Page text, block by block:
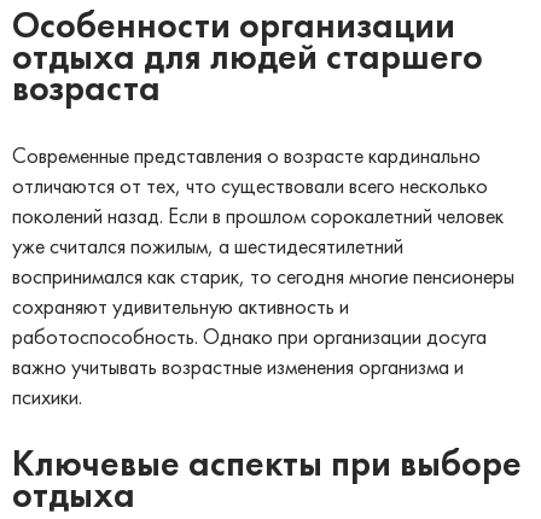
Особенности организации
отдыха для людей старшего
возраста
Современные представления о возрасте кардинально
отличаются от тех, что существовали всего несколько
поколений назад. Если в прошлом сорокалетний человек
уже считался пожилым, а шестидесятилетний
воспринимался как старик, то сегодня многие пенсионеры
сохраняют удивительную активность и
работоспособность. Однако при организации досуга
важно учитывать возрастные изменения организма и
психики.
Ключевые аспекты при выборе
отдыха